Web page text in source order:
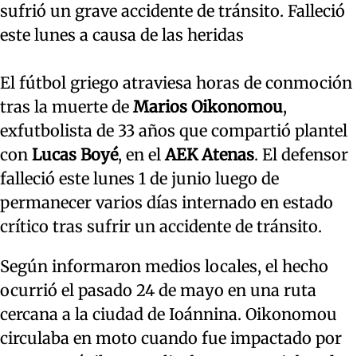
sufrió un grave accidente de tránsito. Falleció
este lunes a causa de las heridas
El fútbol griego atraviesa horas de conmoción
tras la muerte de Marios Oikonomou,
exfutbolista de 33 años que compartió plantel
con Lucas Boyé, en elAEK Atenas. El defensor
falleció este lunes 1 de junio luego de
permanecer varios días internado en estado
crítico tras sufrir un accidente de tránsito.
Según informaron medios locales, el hecho
ocurrió el pasado 24 de mayo en una ruta
cercana a la ciudad de Ioánnina. Oikonomou
circulaba en moto cuando fue impactado por